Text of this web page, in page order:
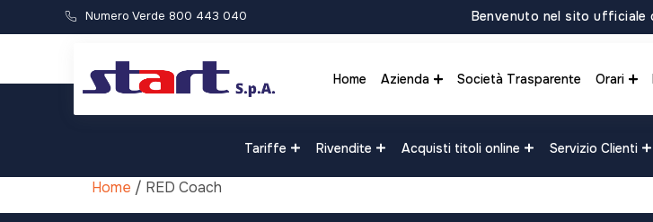
Numero Verde 800 443 040 Benvenuto nel sito ufficiale
Home Azienda Società Trasparente Orari
Tariffe Rivendite Acquisti titoli online Servizio Clienti
Home / RED Coach